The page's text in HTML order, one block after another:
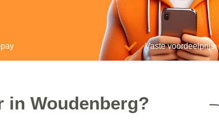
Vaste voordeelprijs
in Woudenberg?